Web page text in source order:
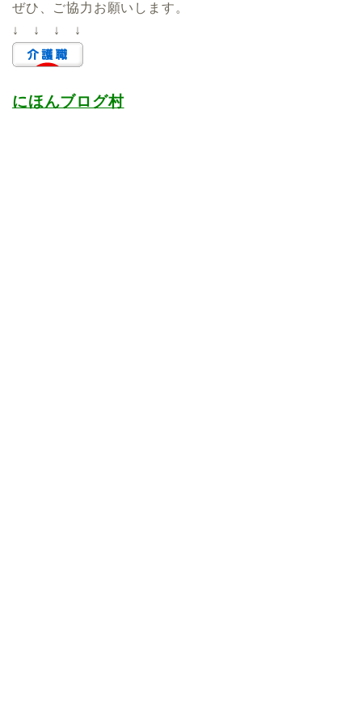
ぜひ、ご協力お願いします。
↓ ↓ ↓ ↓
にほんブログ村